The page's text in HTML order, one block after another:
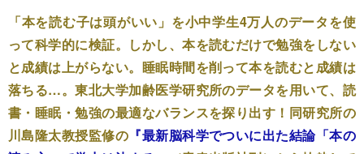
「本を読む子は頭がいい」を小中学生4万人のデータを使
って科学的に検証。しかし、本を読むだけで勉強をしない
と成績は上がらない。睡眠時間を削って本を読むと成績は
落ちる…。東北大学加齢医学研究所のデータを用いて、読
書・睡眠・勉強の最適なバランスを探り出す！同研究所の
川島隆太教授監修の 『最新脳科学でついに出た結論「本の